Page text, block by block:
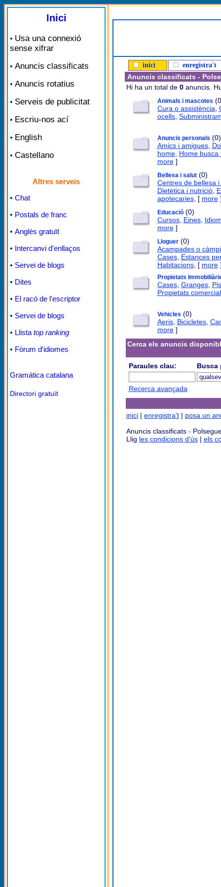
Inici
• Usa una connexió
sense xifrar
• Anuncis classificats
• Anuncis rotatius
• Serveis de publicitat
• Escriu-nos ací
• English
• Castellano
Altres serveis
• Chat
• Postals de franc
• Anglès gratuït
• Intercanvi d'enllaços
• Servei de blogs
• Dites
• El racó de l'escriptor
• Servei de blogs
• Llista top ranking
• Fòrum d'idiomes
Gramática catalana
Directori gratuït
inici enregistra't
Anuncis classificats -
Hi ha un total de 0anuncis.
Animals i mascotes
Cura o assistència
ocells,
Anuncis personals (0)
Amics i amigues,
home, Home busca
more]
Bellesa i salut(0)
Centres de bellesa
Dietètica i nutrició,
apotecaries, [ more
Educació(0)
Cursos, Eines,
more]
Lloguer(0)
Acampades o
Cases, Estances
Habitacions, [ more
Propietats
Cases, Granges,
Propietats
Vehicles (0)
Aeris, Bicicletes,
more]
Cerca els anuncis
Paraules clau: Busca
Recerca avançada
inici| enregistra't| posa un
Anuncis classificats -
Llig les condicions d'ús| els